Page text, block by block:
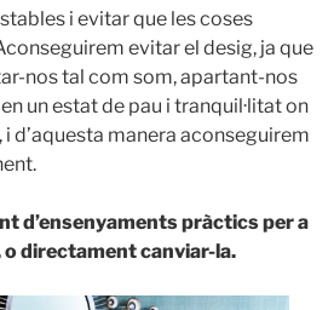
i evitar que les coses
evitar el desig, ja que
nos tal com som, apartant-nos
un estat de pau i tranquil·litat on
d’aquesta manera aconseguirem
d’ensenyaments pràctics per a
directament canviar-la.